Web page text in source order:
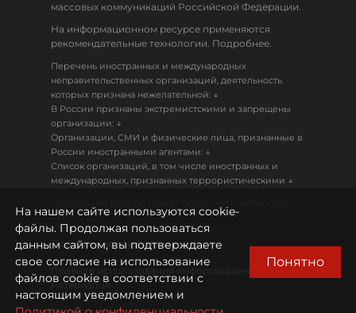
массовых коммуникаций Российской Федерации.
На информационном ресурсе применяются
рекомендательные технологии. Подробнее.
Перечень иностранных и международных
неправительственных организаций, деятельность
которых признана нежелательной: ↓
В России признаны экстремистскими и запрещены
организации: ↓
Организации, СМИ и физические лица, признанные в
России иностранными агентами: ↓
Список организаций, в том числе иностранных и
международных, признанных террористическими ↓
18+
Политика конфиденциальности
Правила использования информационных
материалов
На нашем сайте используются cookie-
файлы. Продолжая пользоваться
данным сайтом, вы подтверждаете
свое согласие на использование
файлов cookie в соответствии с
настоящим уведомлением и
Понятно